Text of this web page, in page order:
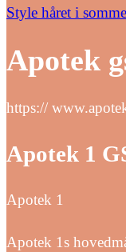
Style håret i
Apotek
https://
Apotek 1
Apotek 1
Apotek 1s